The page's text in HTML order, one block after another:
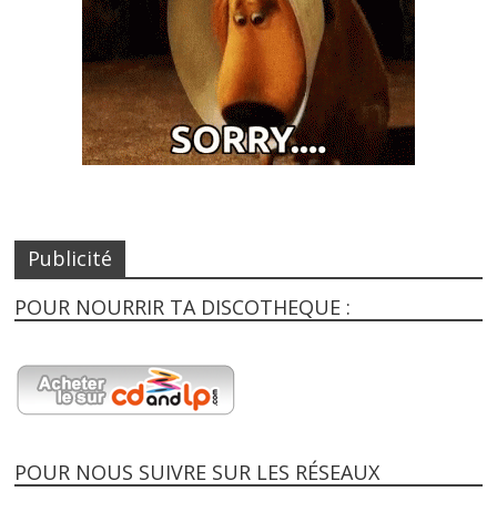
Publicité
POUR NOURRIR TA DISCOTHEQUE :
POUR NOUS SUIVRE SUR LES RÉSEAUX